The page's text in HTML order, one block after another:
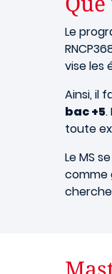
Le
vise les
Ainsi, il
bac +5.
toute
Le MS
comme